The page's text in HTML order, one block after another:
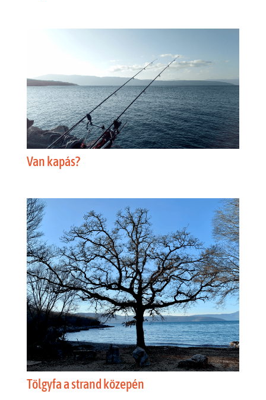
Van kapás?
Tölgyfa a strand közepén